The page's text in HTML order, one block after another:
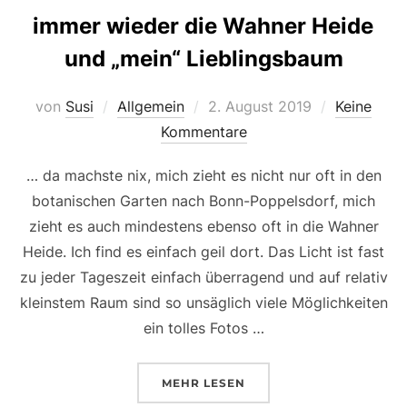
immer wieder die Wahner Heide
und „mein“ Lieblingsbaum
von Susi Allgemein
Veröffentlicht
am
2. August 2019
Keine
Kommentare
… da machste nix, mich zieht es nicht nur oft in den
botanischen Garten nach Bonn-Poppelsdorf, mich
zieht es auch mindestens ebenso oft in die Wahner
Heide. Ich find es einfach geil dort. Das Licht ist fast
zu jeder Tageszeit einfach überragend und auf relativ
kleinstem Raum sind so unsäglich viele Möglichkeiten
ein tolles Fotos …
MEHR ÜBER „IMMER WIEDER DIE
LESEN